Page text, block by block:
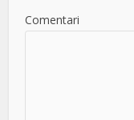
Comentari